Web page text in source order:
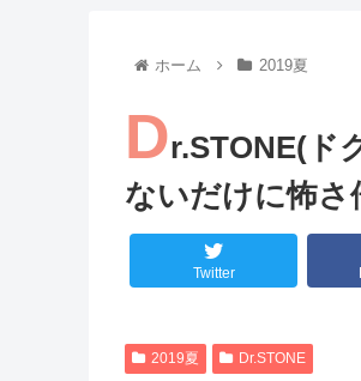
るろうに剣心 -明治剣客浪漫
Powered by livedoor 相
ホーム 2019夏
Dr.STONE(ド
ないだけに怖さ
Twitter
2019夏 Dr.STONE